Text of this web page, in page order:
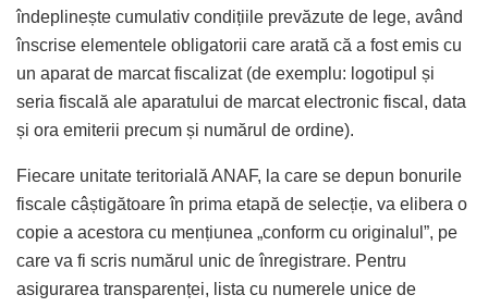
îndeplinește cumulativ condițiile prevăzute de lege, având
înscrise elementele obligatorii care arată că a fost emis cu
un aparat de marcat fiscalizat (de exemplu: logotipul și
seria fiscală ale aparatului de marcat electronic fiscal, data
și ora emiterii precum și numărul de ordine).
Fiecare unitate teritorială ANAF, la care se depun bonurile
fiscale câștigătoare în prima etapă de selecție, va elibera o
copie a acestora cu mențiunea „conform cu originalul”, pe
care va fi scris numărul unic de înregistrare. Pentru
asigurarea transparenței, lista cu numerele unice de